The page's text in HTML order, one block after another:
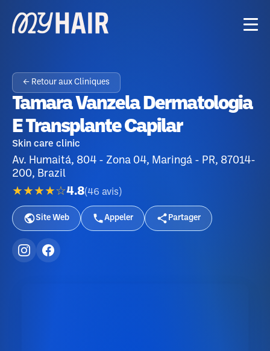
← Retour aux Cliniques
Tamara Vanzela Dermatologia
E Transplante Capilar
Skin care clinic
Av. Humaitá, 804 - Zona 04, Maringá - PR, 87014-
200, Brazil
★★★★☆4.8(46 avis )
Site Web Appeler Partager